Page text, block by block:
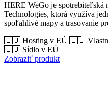
HERE WeGo je spotrebiteľská
Technologies, ktorá využíva
spoľahlivé mapy a trasovanie
🇪🇺 Hosting v EÚ 🇪🇺
🇪🇺 Sídlo v EÚ
Zobraziť produkt